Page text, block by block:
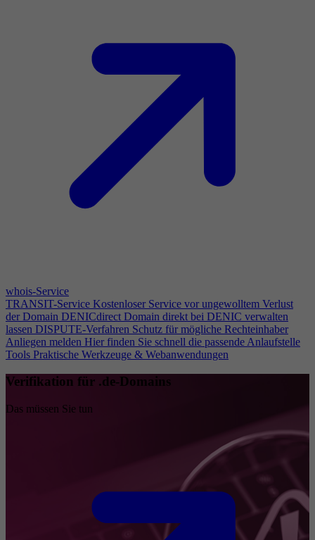
whois-Service
TRANSIT-Service Kostenloser Service vor ungewolltem Verlust
der Domain DENICdirect Domain direkt bei DENIC verwalten
lassen DISPUTE-Verfahren Schutz für mögliche Rechteinhaber
Anliegen melden Hier finden Sie schnell die passende Anlaufstelle
Tools Praktische Werkzeuge & Webanwendungen
Verifikation für .de-Domains
Das müssen Sie tun